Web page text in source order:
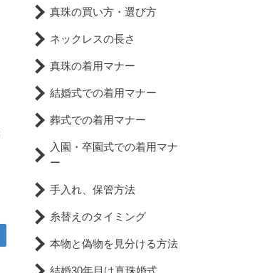
真珠の買い方・選び方
ネックレスの長さ
真珠の着用マナー
結婚式での着用マナー
葬式での着用マナー
入園・卒園式での着用マナ
ー
手入れ、保管方法
糸替えのタイミング
本物と偽物を見分ける方法
結婚30年目は真珠婚式